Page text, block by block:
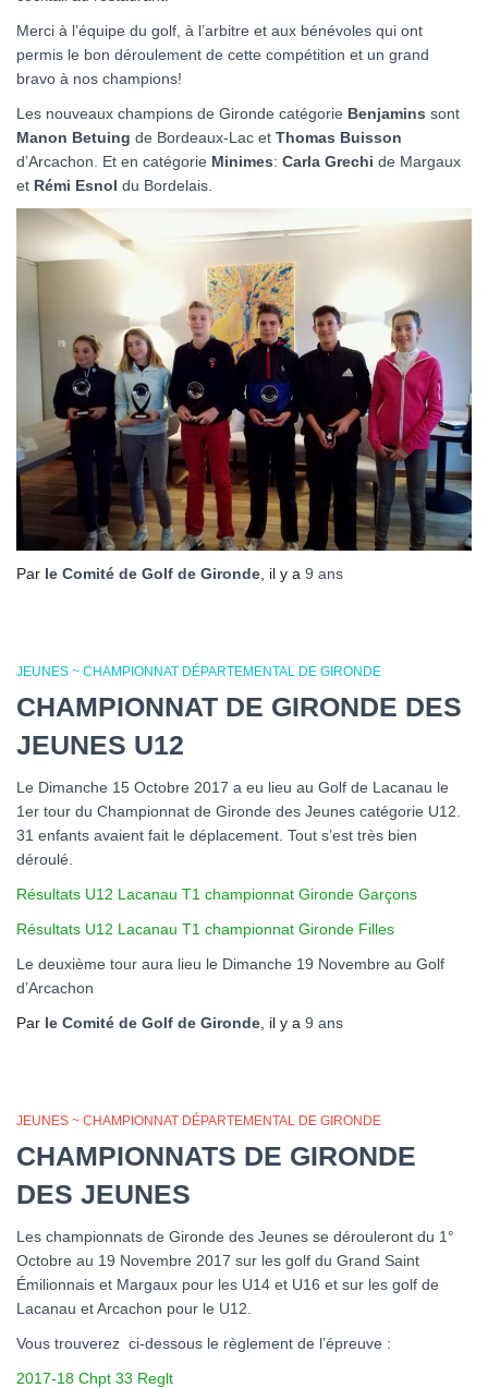
Merci à l’équipe du golf, à l’arbitre et aux bénévoles qui ont
permis le bon déroulement de cette compétition et un grand
bravo à nos champions!
Les nouveaux champions de Gironde catégorie Benjamins sont
Manon Betuing de Bordeaux-Lac et Thomas Buisson
d’Arcachon. Et en catégorie Minimes: Carla Grechi de Margaux
et Rémi Esnol du Bordelais.
Par le Comité de Golf de Gironde , il y a 9 ans
JEUNES ~ CHAMPIONNAT DÉPARTEMENTAL DE GIRONDE
CHAMPIONNAT DE GIRONDE DES
JEUNES U12
Le Dimanche 15 Octobre 2017 a eu lieu au Golf de Lacanau le
1er tour du Championnat de Gironde des Jeunes catégorie U12.
31 enfants avaient fait le déplacement. Tout s’est très bien
déroulé.
Résultats U12 Lacanau T1 championnat Gironde Garçons
Résultats U12 Lacanau T1 championnat Gironde Filles
Le deuxième tour aura lieu le Dimanche 19 Novembre au Golf
d’Arcachon
Par le Comité de Golf de Gironde , il y a 9 ans
JEUNES ~ CHAMPIONNAT DÉPARTEMENTAL DE GIRONDE
CHAMPIONNATS DE GIRONDE
DES JEUNES
Les championnats de Gironde des Jeunes se dérouleront du 1°
Octobre au 19 Novembre 2017 sur les golf du Grand Saint
Émilionnais et Margaux pour les U14 et U16 et sur les golf de
Lacanau et Arcachon pour le U12.
Vous trouverez ci-dessous le règlement de l’épreuve :
2017-18 Chpt 33 Reglt